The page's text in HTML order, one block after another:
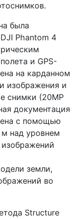
была
Phantom 4
и GPS-
на карданном
изображения и
снимки (20MP
документация
с помощью
над уровнем
земли,
во
Structure